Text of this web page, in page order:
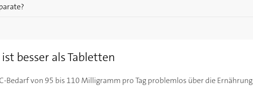
besser als Tabletten
Bedarf von 95 bis 110 Milligramm pro Tag problemlos über die Ernährung